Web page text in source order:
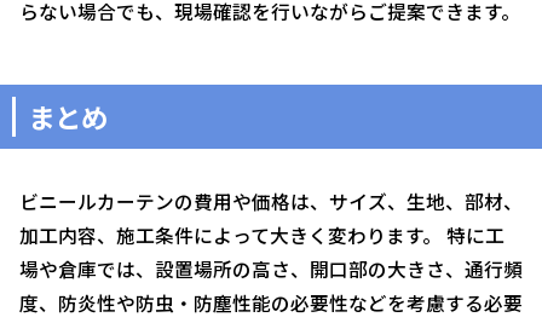
らない場合でも、現場確認を行いながらご提案できます。
まとめ
ビニールカーテンの費用や価格は、サイズ、生地、部材、
加工内容、施工条件によって大きく変わります。 特に工
場や倉庫では、設置場所の高さ、開口部の大きさ、通行頻
度、防炎性や防虫・防塵性能の必要性などを考慮する必要